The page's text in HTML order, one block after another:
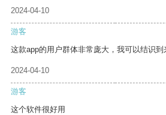
2024-04-10
游客
这款app的用户群体非常庞大，我可以结识到
2024-04-10
游客
这个软件很好用